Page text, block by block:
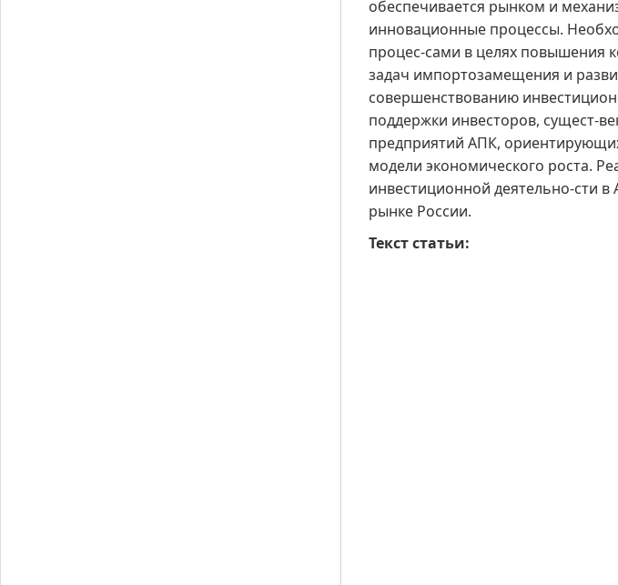
обеспечивается рынком и
инновационные процессы.
процес-сами в целях повышения
задач импортозамещения и
совершенствованию
поддержки инвесторов, сущест-
предприятий АПК,
модели экономического роста.
инвестиционной деятельно-сти
рынке России.
Текст статьи: